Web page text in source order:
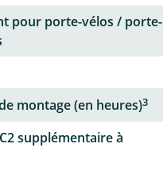
pour porte-vélos / porte-
montage (en heures)3
supplémentaire à